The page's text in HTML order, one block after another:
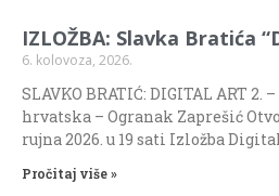
IZLOŽBA: Slavka Bratića
6. kolovoza, 2026.
SLAVKO BRATIĆ: DIGITAL ART 2.
hrvatska – Ogranak Zaprešić
rujna 2026. u 19 sati Izložba Digital
Pročitaj više »